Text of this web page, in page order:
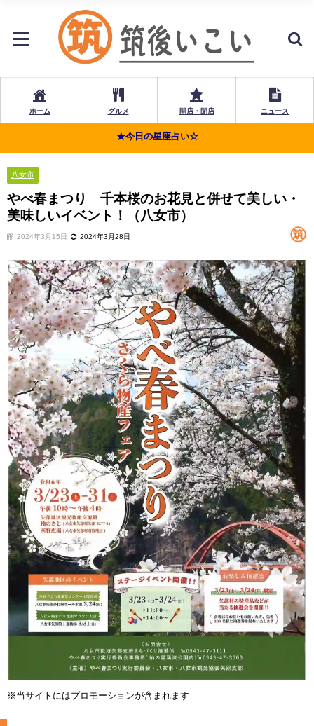
ホーム グルメ 開店・閉店 ニュース
★今日の星座占い☆
八女市
やべ春まつり 千本桜のお花見と併せて美しい・
美味しいイベント！（八女市）
2024年3月15日 2024年3月28日
※当サイトにはプロモーションが含まれます